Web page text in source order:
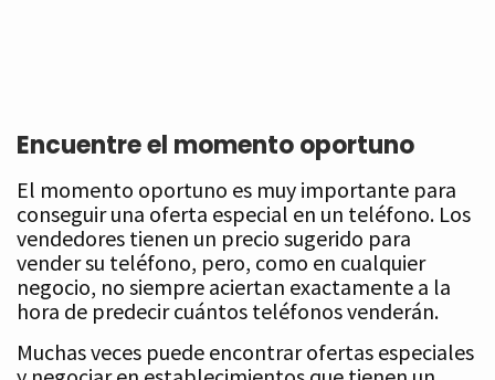
Encuentre el momento oportuno
El momento oportuno es muy importante para
conseguir una oferta especial en un teléfono. Los
vendedores tienen un precio sugerido para
vender su teléfono, pero, como en cualquier
negocio, no siempre aciertan exactamente a la
hora de predecir cuántos teléfonos venderán.
Muchas veces puede encontrar ofertas especiales